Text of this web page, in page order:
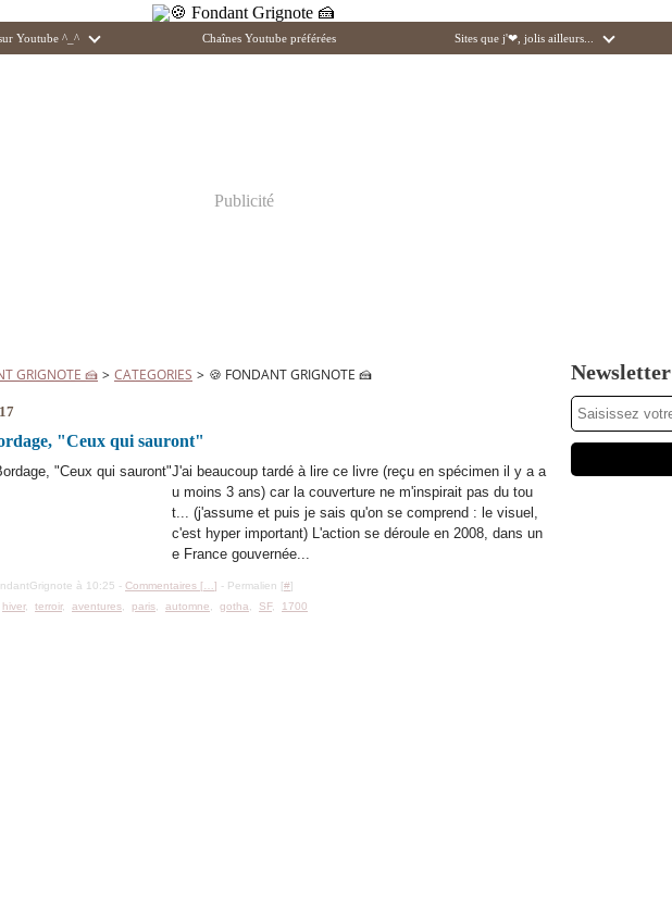
Youtube ^_^ Chaînes Youtube préférées Sites que j'❤, jolis ailleurs...
Publicité
GRIGNOTE 🍰 > CATEGORIES > 🍪 FONDANT GRIGNOTE 🍰
"Ceux qui sauront"
J'ai beaucoup tardé à lire ce livre (reçu en spécimen il y a a
u moins 3 ans) car la couverture ne m'inspirait pas du tou
t... (j'assume et puis je sais qu'on se comprend : le visuel,
c'est hyper important) L'action se déroule en 2008, dans un
e France gouvernée...
à 10:25 -Commentaires [ …] - Permalien [#]
hiver,terroir,aventures paris ,automne ,gotha SF, 1700
Newsletter